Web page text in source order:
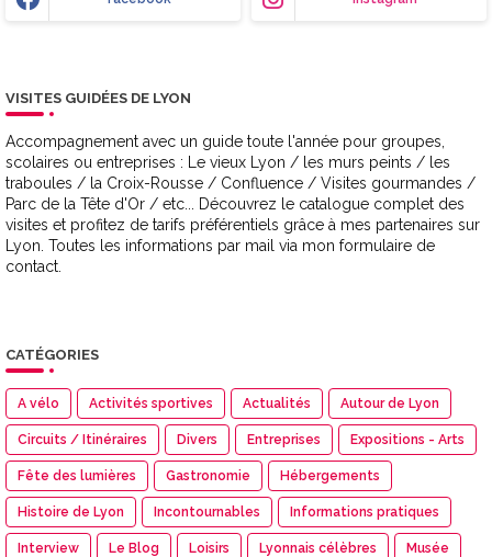
VISITES GUIDÉES DE LYON
Accompagnement avec un guide toute l'année pour groupes,
scolaires ou entreprises : Le vieux Lyon / les murs peints / les
traboules / la Croix-Rousse / Confluence / Visites gourmandes /
Parc de la Tête d'Or / etc... Découvrez le catalogue complet des
visites et profitez de tarifs préférentiels grâce à mes partenaires sur
Lyon. Toutes les informations par mail via mon formulaire de
contact.
CATÉGORIES
A vélo Activités sportives Actualités Autour de Lyon
Circuits / Itinéraires Divers Entreprises Expositions - Arts
Fête des lumières Gastronomie Hébergements
Histoire de Lyon Incontournables Informations pratiques
Interview Le Blog Loisirs Lyonnais célèbres Musée